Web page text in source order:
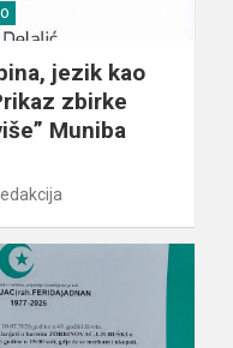
jezik kao
zbirke
Muniba